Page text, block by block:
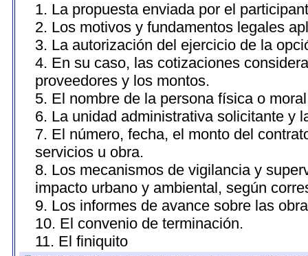
1. La propuesta enviada por el
2. Los motivos y fundamentos legales
3. La autorización del ejercicio de la
4. En su caso, las cotizaciones
proveedores y los montos.
5. El nombre de la persona física o
6. La unidad administrativa solicitante y
7. El número, fecha, el monto del
servicios u obra.
8. Los mecanismos de vigilancia y
impacto urbano y ambiental, según
9. Los informes de avance sobre las
10. El convenio de terminación.
11. El finiquito